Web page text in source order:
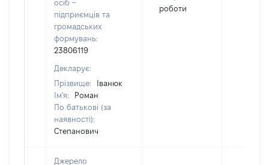
осіб –
підприємців та
громадських
формувань:
23806119
Декларує:
Прізвище:
Іванюк
Ім'я:
Роман
По батькові (за
наявності):
Степанович
роботи
Джерело